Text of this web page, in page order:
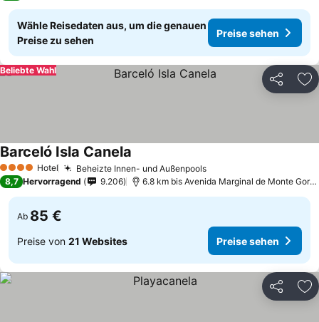
Wähle Reisedaten aus, um die genauen
Preise zu sehen
Preise sehen
Teilen
Beliebte Wahl
4 Sterne Hotel Beheizte Innen- und Außenpools
Barceló Isla Canela
8,7 Hervorragend 9.206 6.8 km bis Avenida Marginal de Monte Gordo
Ab 85 €
Preise von 21 Websites Preise sehen
Teilen